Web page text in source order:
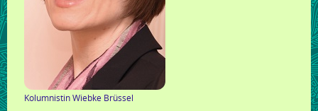
Kolumnistin Wiebke Brüssel